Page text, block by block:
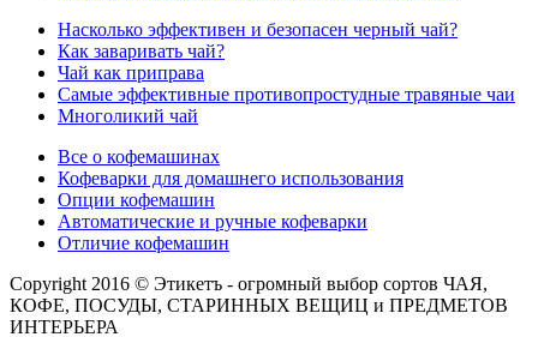
Насколько эффективен и безопасен черный чай?
Как заваривать чай?
Чай как приправа
Самые эффективные противопростудные травяные чаи
Многоликий чай
Все о кофемашинах
Кофеварки для домашнего использования
Опции кофемашин
Автоматические и ручные кофеварки
Отличие кофемашин
Copyright 2016 © Этикетъ - огромный выбор сортов ЧАЯ,
КОФЕ, ПОСУДЫ, СТАРИННЫХ ВЕЩИЦ и ПРЕДМЕТОВ
ИНТЕРЬЕРА